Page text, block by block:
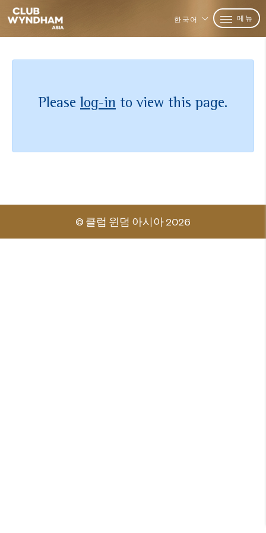
한국어 메뉴
Please log-in to view this page.
© 클럽 윈덤 아시아 2026